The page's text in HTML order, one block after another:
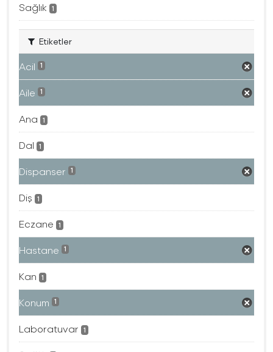
Sağlık 1
Etiketler
Acil 1
Aile 1
Ana 1
Dal 1
Dispanser 1
Diş 1
Eczane 1
Hastane 1
Kan 1
Konum 1
Laboratuvar 1